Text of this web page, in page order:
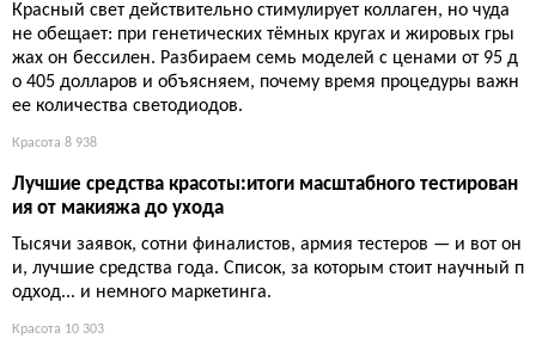
Красный свет действительно стимулирует коллаген, но чуда
не обещает: при генетических тёмных кругах и жировых гры
жах он бессилен. Разбираем семь моделей с ценами от 95 д
о 405 долларов и объясняем, почему время процедуры важн
ее количества светодиодов.
Красота 8 938
Лучшие средства красоты:итоги масштабного тестирован
ия от макияжа до ухода
Тысячи заявок, сотни финалистов, армия тестеров — и вот он
и, лучшие средства года. Список, за которым стоит научный п
одход... и немного маркетинга.
Красота 10 303